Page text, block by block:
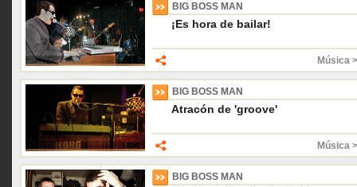
BIG BOSS MAN
¡Es hora de bailar!
Música
BIG BOSS MAN
Atracón de 'groove'
Música
BIG BOSS MAN